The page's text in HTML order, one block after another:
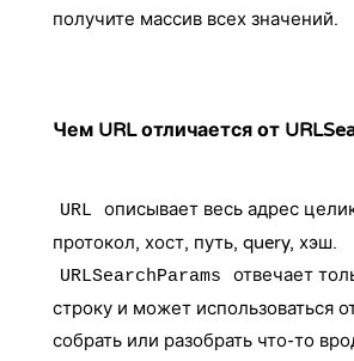
получите массив всех значений.
Чем URL отличается от
URL
описывает весь адрес
протокол, хост, путь, query, хэш.
URLSearchParams
отвечает
строку и может использоваться
собрать или разобрать что-то